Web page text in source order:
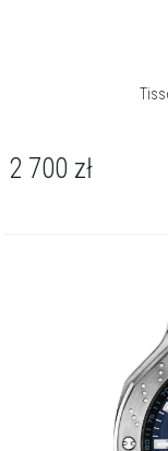
2 700 zł